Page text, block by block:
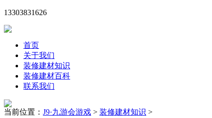
13303831626
首页
关于我们
装修建材知识
装修建材百科
联系我们
当前位置： J9·九游会游戏 > 装修建材知识 >